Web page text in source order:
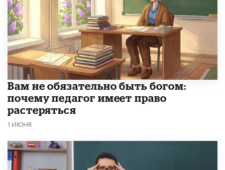
​Вам не обязательно быть богом:
почему педагог имеет право
растеряться
1 ИЮНЯ